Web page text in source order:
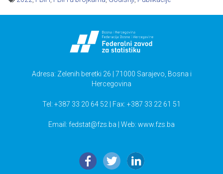
Adresa: Zelenih beretki 26 | 71000 Sarajevo, Bosna i
Hercegovina
Tel: +387 33 20 64 52 | Fax: +387 33 22 61 51
Email: fedstat@fzs.ba | Web: www.fzs.ba